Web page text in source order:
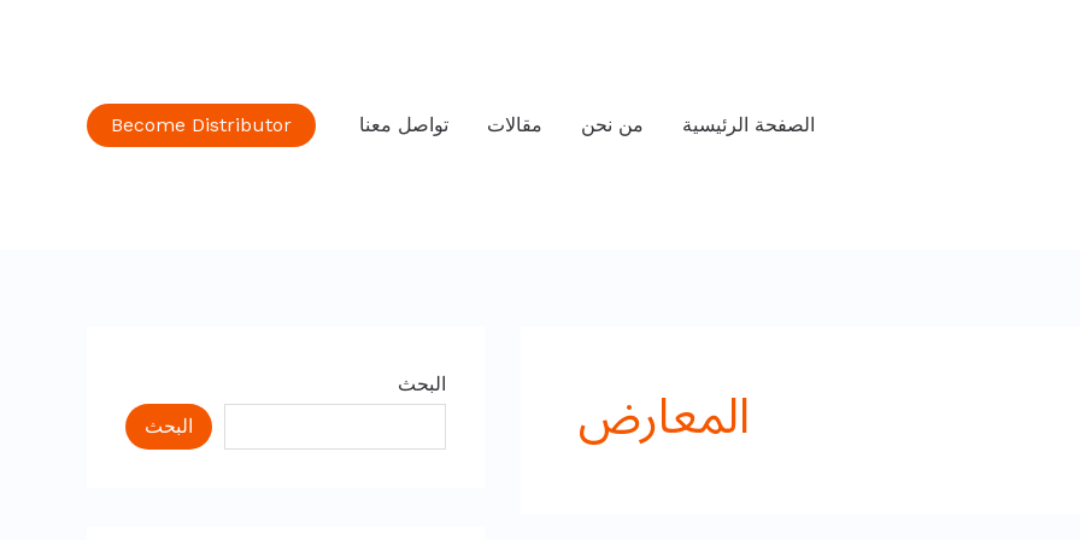
الصفحة الرئيسية من نحن مقالات تواصل معنا Become Distributor
المعارض
البحث
البحث